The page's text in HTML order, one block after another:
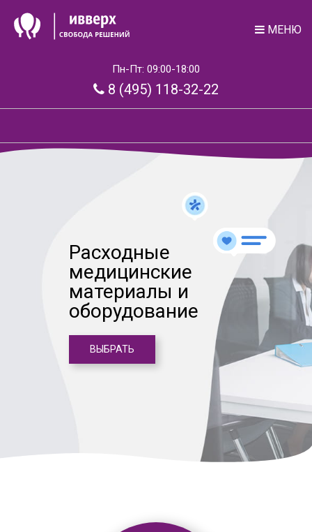
МЕНЮ
Пн-Пт: 09:00-18:00
8 (495) 118-32-22
Расходные
медицинские
материалы и
оборудование
ВЫБРАТЬ